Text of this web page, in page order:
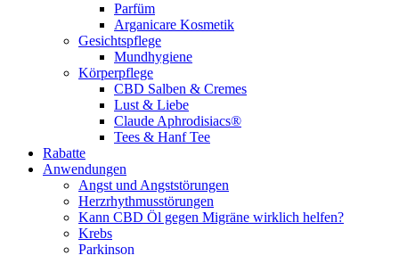
Parfüm
Arganicare Kosmetik
Gesichtspflege
Mundhygiene
Körperpflege
CBD Salben & Cremes
Lust & Liebe
Claude Aphrodisiacs®
Tees & Hanf Tee
Rabatte
Anwendungen
Angst und Angststörungen
Herzrhythmusstörungen
Kann CBD Öl gegen Migräne wirklich helfen?
Krebs
Parkinson